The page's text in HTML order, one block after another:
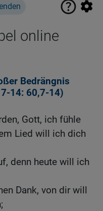
online
Bedrängnis
-14: 60,7-14)
Gott, ich fühle
Lied will ich dich
denn heute will ich
Dank, von dir will